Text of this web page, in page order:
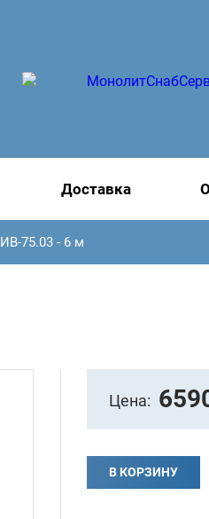
Доставка
ИВ-75.03 - 6 м
Цена:
В КОРЗИНУ